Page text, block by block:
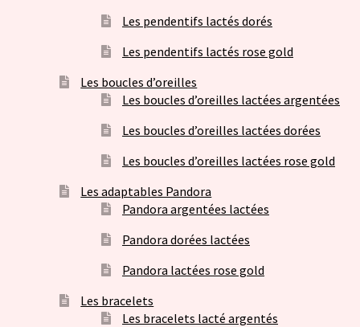
Les pendentifs lactés dorés
Les pendentifs lactés rose gold
Les boucles d’oreilles
Les boucles d’oreilles lactées argentées
Les boucles d’oreilles lactées dorées
Les boucles d’oreilles lactées rose gold
Les adaptables Pandora
Pandora argentées lactées
Pandora dorées lactées
Pandora lactées rose gold
Les bracelets
Les bracelets lacté argentés